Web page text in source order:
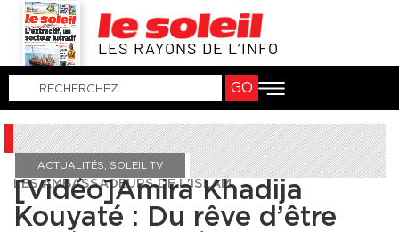
LES RAYONS DE L’INFO
GO
ACTUALITÉS, SOLEIL TV
LES AMBASSADEURS DE L'ISLAM
[Vidéo]Amira Khadija
Kouyaté : Du rêve d’être